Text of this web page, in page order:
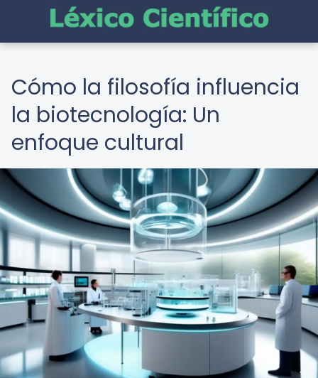
Cómo la filosofía influencia
la biotecnología: Un
enfoque cultural